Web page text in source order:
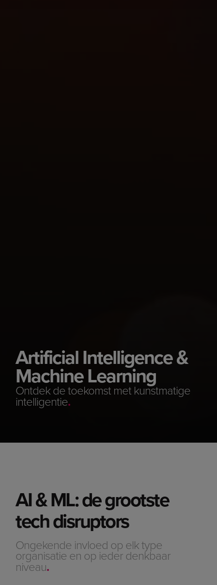
Artificial Intelligence &
Machine Learning
Ontdek de toekomst met kunstmatige
intelligentie.
AI & ML: de grootste
tech disruptors
Ongekende invloed op elk type
organisatie en op ieder denkbaar
niveau.